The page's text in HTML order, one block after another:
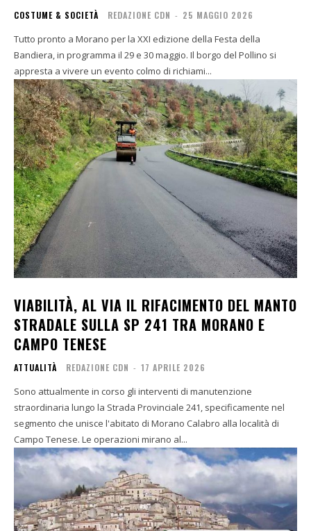
COSTUME & SOCIETÀ REDAZIONE CDN - 25 MAGGIO 2026
Tutto pronto a Morano per la XXI edizione della Festa della
Bandiera, in programma il 29 e 30 maggio. Il borgo del Pollino si
appresta a vivere un evento colmo di richiami...
VIABILITÀ, AL VIA IL RIFACIMENTO DEL MANTO
STRADALE SULLA SP 241 TRA MORANO E
CAMPO TENESE
ATTUALITÀ REDAZIONE CDN - 17 APRILE 2026
Sono attualmente in corso gli interventi di manutenzione
straordinaria lungo la Strada Provinciale 241, specificamente nel
segmento che unisce l'abitato di Morano Calabro alla località di
Campo Tenese. Le operazioni mirano al...